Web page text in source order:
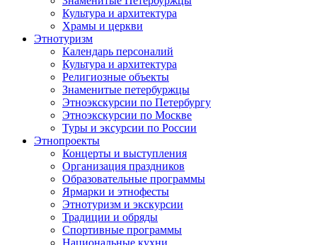
Культура и архитектура
Храмы и церкви
Этнотуризм
Календарь персоналий
Культура и архитектура
Религиозные объекты
Знаменитые петербуржцы
Этноэкскурсии по Петербургу
Этноэкскурсии по Москве
Туры и эксурсии по России
Этнопроекты
Концерты и выступления
Организация праздников
Образовательные программы
Ярмарки и этнофесты
Этнотуризм и экскурсии
Традиции и обряды
Спортивные программы
Национальные кухни